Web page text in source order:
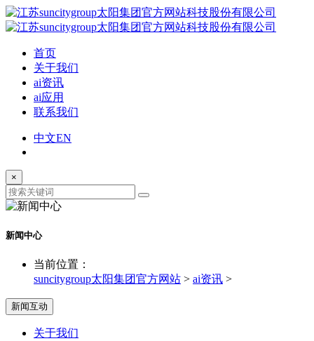
首页
关于我们
ai资讯
ai应用
联系我们
中文EN
×
新闻中心
当前位置：
suncitygroup太阳集团官方网站 > ai资讯 >
新闻互动
关于我们